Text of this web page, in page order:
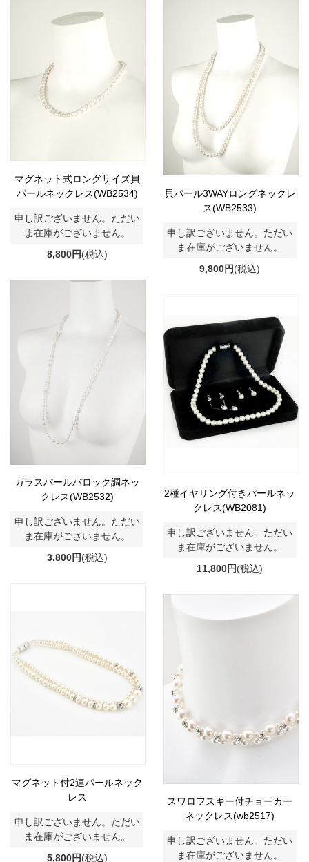
マグネット式ロングサイズ貝
パールネックレス(WB2534)
申し訳ございません。ただい
ま在庫がございません。
8,800円(税込)
貝パール3WAYロングネックレ
ス(WB2533)
申し訳ございません。ただい
ま在庫がございません。
9,800円(税込)
ガラスパールバロック調ネッ
クレス(WB2532)
申し訳ございません。ただい
ま在庫がございません。
3,800円(税込)
2種イヤリング付きパールネッ
クレス(WB2081)
申し訳ございません。ただい
ま在庫がございません。
11,800円(税込)
マグネット付2連パールネック
レス
申し訳ございません。ただい
ま在庫がございません。
5,800円(税込)
スワロフスキー付チョーカー
ネックレス(wb2517)
申し訳ございません。ただい
ま在庫がございません。